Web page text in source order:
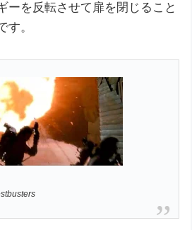
ーを反転させて扉を閉じること
す。